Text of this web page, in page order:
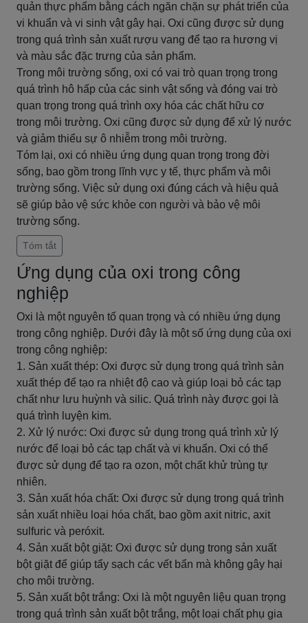
quản thực phẩm bằng cách ngăn chặn sự phát triển của
vi khuẩn và vi sinh vật gây hại. Oxi cũng được sử dụng
trong quá trình sản xuất rượu vang để tạo ra hương vị
và màu sắc đặc trưng của sản phẩm.
Trong môi trường sống, oxi có vai trò quan trọng trong
quá trình hô hấp của các sinh vật sống và đóng vai trò
quan trọng trong quá trình oxy hóa các chất hữu cơ
trong môi trường. Oxi cũng được sử dụng để xử lý nước
và giảm thiểu sự ô nhiễm trong môi trường.
Tóm lại, oxi có nhiều ứng dụng quan trọng trong đời
sống, bao gồm trong lĩnh vực y tế, thực phẩm và môi
trường sống. Việc sử dụng oxi đúng cách và hiệu quả
sẽ giúp bảo vệ sức khỏe con người và bảo vệ môi
trường sống.
Tóm tắt
Ứng dụng của oxi trong công
nghiệp
Oxi là một nguyên tố quan trọng và có nhiều ứng dụng
trong công nghiệp. Dưới đây là một số ứng dụng của oxi
trong công nghiệp:
1. Sản xuất thép: Oxi được sử dụng trong quá trình sản
xuất thép để tạo ra nhiệt độ cao và giúp loại bỏ các tạp
chất như lưu huỳnh và silic. Quá trình này được gọi là
quá trình luyện kim.
2. Xử lý nước: Oxi được sử dụng trong quá trình xử lý
nước để loại bỏ các tạp chất và vi khuẩn. Oxi có thể
được sử dụng để tạo ra ozon, một chất khử trùng tự
nhiên.
3. Sản xuất hóa chất: Oxi được sử dụng trong quá trình
sản xuất nhiều loại hóa chất, bao gồm axit nitric, axit
sulfuric và peróxit.
4. Sản xuất bột giặt: Oxi được sử dụng trong sản xuất
bột giặt để giúp tẩy sạch các vết bẩn mà không gây hại
cho môi trường.
5. Sản xuất bột trắng: Oxi là một nguyên liệu quan trọng
trong quá trình sản xuất bột trắng, một loại chất phụ gia